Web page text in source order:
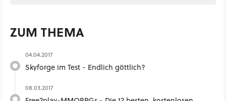
ZUM THEMA
04.04.2017
Skyforge im Test - Endlich göttlich?
08.03.2017